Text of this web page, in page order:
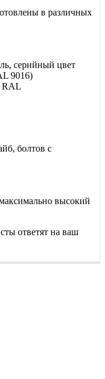
в различных
серийный цвет
9016)
RAL
болтов с
высокий
ответят на ваш